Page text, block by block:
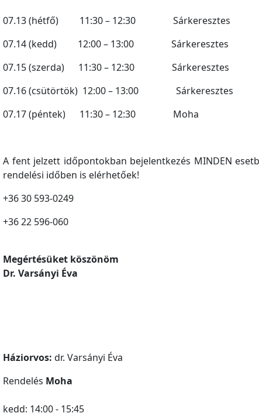
07.13 (hétfő) 11:30 – 12:30 Sárkeresztes
07.14 (kedd) 12:00 – 13:00 Sárkeresztes
07.15 (szerda) 11:30 – 12:30 Sárkeresztes
07.16 (csütörtök) 12:00 – 13:00 Sárkeresztes
07.17 (péntek) 11:30 – 12:30 Moha
A fent jelzett időpontokban bejelentkezés MINDEN
rendelési időben is elérhetőek!
+36 30 593-0249
+36 22 596-060
Megértésüket köszönöm
Dr. Varsányi Éva
Háziorvos: dr. Varsányi Éva
Rendelés Moha
kedd: 14:00 - 15:45